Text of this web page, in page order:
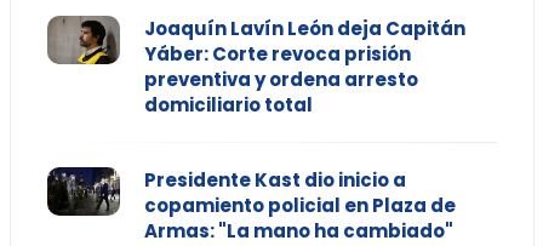
Joaquín Lavín León deja Capitán
Yáber: Corte revoca prisión
preventiva y ordena arresto
domiciliario total
Presidente Kast dio inicio a
copamiento policial en Plaza de
Armas: "La mano ha cambiado"